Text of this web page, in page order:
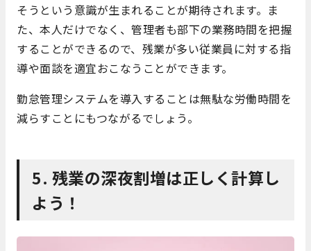
そうという意識が生まれることが期待されます。ま
た、本人だけでなく、管理者も部下の業務時間を把握
することができるので、残業が多い従業員に対する指
導や面談を適宜おこなうことができます。
勤怠管理システムを導入することは無駄な労働時間を
減らすことにもつながるでしょう。
5. 残業の深夜割増は正しく計算し
よう！